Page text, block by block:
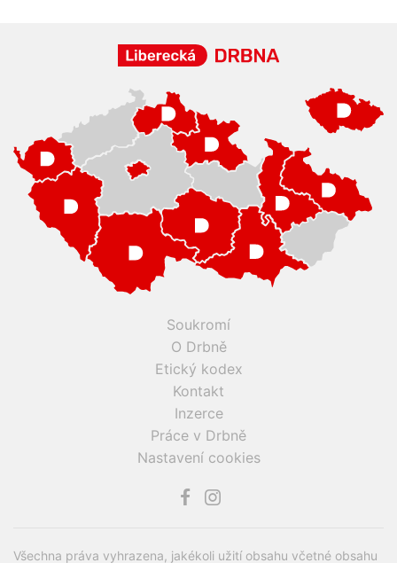
Soukromí
O Drbně
Etický kodex
Kontakt
Inzerce
Práce v Drbně
Nastavení cookies
Všechna práva vyhrazena, jakékoli užití obsahu včetné obsahu